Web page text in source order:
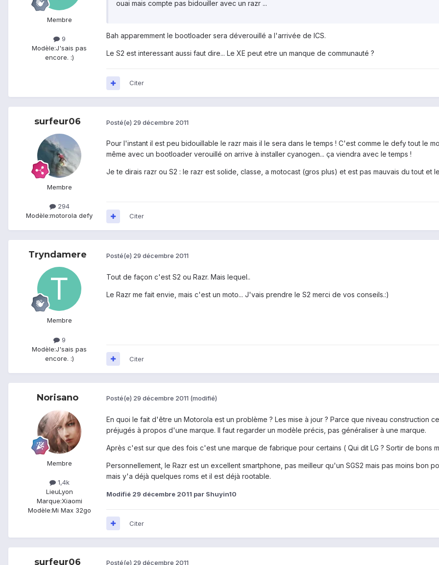
Membre
9
Modèle:J'sais pas
encore. :)
ouai mais compte pas bidouiller avec un razr ...
Bah apparemment le bootloader sera déverouillé a l'arrivée de ICS.
Le S2 est interessant aussi faut dire... Le XE peut etre un manque de communauté ?
Citer
surfeur06
Membre
294
Modèle:motorola defy
Posté(e) 29 décembre 2011
Pour l'instant il est peu bidouillable le razr mais il le sera dans le temps ! C'est comme le defy tout le
même avec un bootloader verouillé on arrive à installer cyanogen... ça viendra avec le temps !
Je te dirais razr ou S2 : le razr est solide, classe, a motocast (gros plus) et est pas mauvais du tout et
Citer
Tryndamere
Membre
9
Modèle:J'sais pas
encore. :)
Posté(e) 29 décembre 2011
Tout de façon c'est S2 ou Razr. Mais lequel..
Le Razr me fait envie, mais c'est un moto... J'vais prendre le S2 merci de vos conseils.:)
Citer
Norisano
Membre
1,4k
LieuLyon
Marque:Xiaomi
Modèle:Mi Max 32go
Posté(e) 29 décembre 2011 (modifié)
En quoi le fait d'être un Motorola est un problème ? Les mise à jour ? Parce que niveau construction
préjugés à propos d'une marque. Il faut regarder un modèle précis, pas généraliser à une marque.
Après c'est sur que des fois c'est une marque de fabrique pour certains ( Qui dit LG ? Sortir de bons
Personnellement, le Razr est un excellent smartphone, pas meilleur qu'un SGS2 mais pas moins bon
mais y'a déjà quelques roms et il est déjà rootable.
Modifié 29 décembre 2011 par Shuyin10
Citer
surfeur06 Posté(e) 29 décembre 2011